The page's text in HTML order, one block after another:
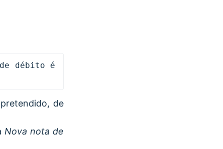
débito é
de
Nova nota de